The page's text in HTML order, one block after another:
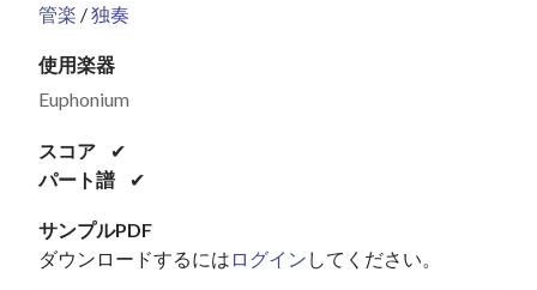
管楽 /独奏
使用楽器
Euphonium
スコア
✔
パート譜
✔
サンプルPDF
ダウンロードするには ログイン してください。